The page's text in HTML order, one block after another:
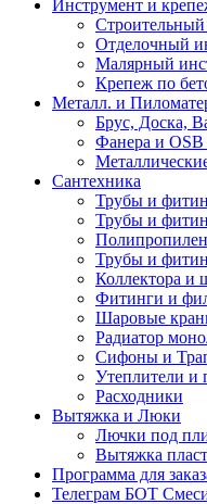
Инструмент и
Отделочный
Малярный
Крепеж по
Металл. и
Брус, Доска,
Фанера и OSB
Сантехника
Трубы и
Трубы и
Трубы и
Коллектора и
Фитинги и
Шаровые
Радиатор
Сифоны и
Утеплители и
Расходники
Вытяжка и Люки
Лючки под
Вытяжка
Программа для
Телеграм БОТ